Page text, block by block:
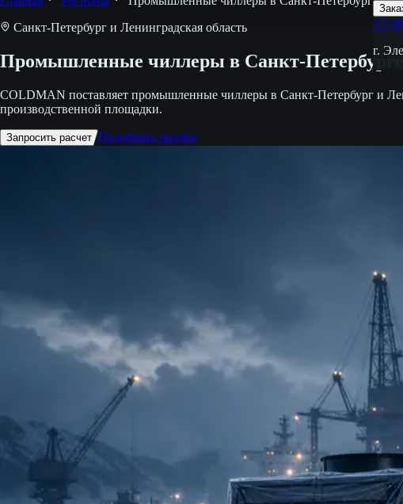
+7
г.
Санкт-Петербург и Ленинградская область
Промышленные чиллеры в Санкт-Петербурге
COLDMAN поставляет промышленные чиллеры в Санкт-Петербург и
производственной площадки.
Запросить расчет Подобрать чиллер